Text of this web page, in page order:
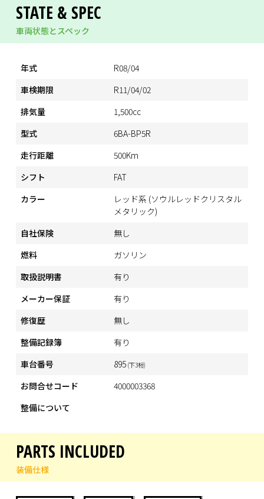
STATE & SPEC
車両状態とスペック
年式
R08/04
車検期限
R11/04/02
排気量
1,500cc
型式
6BA-BP5R
走行距離
500Km
シフト
FAT
カラー
レッド系 (ソウルレッドクリスタル
メタリック)
自社保険
無し
燃料
ガソリン
取扱説明書
有り
メーカー保証
有り
修復歴
無し
整備記録簿
有り
車台番号
895(下3桁)
お問合せコード
4000003368
整備について
PARTS INCLUDED
装備仕様